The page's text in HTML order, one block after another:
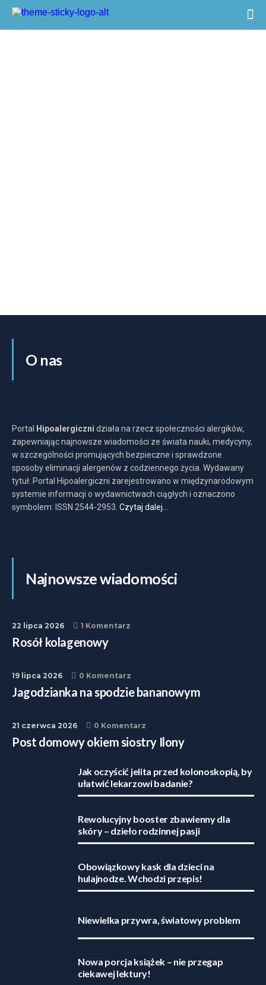
O nas
Portal Hipoalergiczni działa na rzecz społeczności alergików,
zapewniając najnowsze wiadomości ze świata nauki, medycyny,
w szczególności promujących bezpieczne i sprawdzone
sposoby eliminacji alergenów z codziennego życia. Wydawany
tytuł: Portal Hipoalergiczni zarejestrowano w międzynarodowym
systemie informacji o wydawnictwach ciągłych i oznaczono
symbolem: ISSN 2544-2953. Czytaj dalej…
Najnowsze wiadomości
22 lipca 2026 1 Komentarz
Rosół kolagenowy
19 lipca 2026 0 Komentarz
Jagodzianka na spodzie bananowym
21 czerwca 2026 0 Komentarz
Post domowy okiem siostry Ilony
Jak oczyścić jelita przed kolonoskopią, by
ułatwić lekarzowi badanie?
Rewolucyjny booster zbawienny dla
skóry – dzieło rodzinnej pasji
Obowiązkowy kask dla dzieci na
hulajnodze. Wchodzi przepis!
Niewielka przywra, światowy problem
Nowa porcja książek – nie przegap
ciekawej lektury!